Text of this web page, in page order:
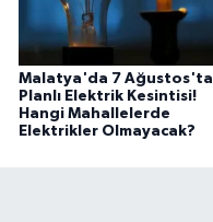
Malatya'da 7 Ağustos'ta
Planlı Elektrik Kesintisi!
Hangi Mahallelerde
Elektrikler Olmayacak?